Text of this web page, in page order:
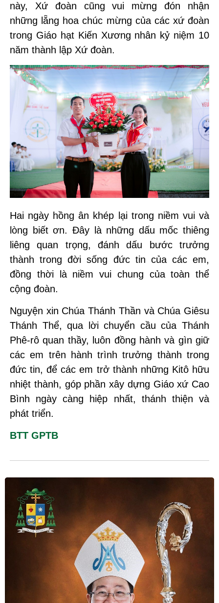
này, Xứ đoàn cũng vui mừng đón nhận
những lẵng hoa chúc mừng của các xứ đoàn
trong Giáo hạt Kiến Xương nhân kỷ niệm 10
năm thành lập Xứ đoàn.
Hai ngày hồng ân khép lại trong niềm vui và
lòng biết ơn. Đây là những dấu mốc thiêng
liêng quan trọng, đánh dấu bước trưởng
thành trong đời sống đức tin của các em,
đồng thời là niềm vui chung của toàn thể
cộng đoàn.
Nguyện xin Chúa Thánh Thần và Chúa Giêsu
Thánh Thể, qua lời chuyển cầu của Thánh
Phê-rô quan thầy, luôn đồng hành và gìn giữ
các em trên hành trình trưởng thành trong
đức tin, để các em trở thành những Kitô hữu
nhiệt thành, góp phần xây dựng Giáo xứ Cao
Bình ngày càng hiệp nhất, thánh thiện và
phát triển.
BTT GPTB